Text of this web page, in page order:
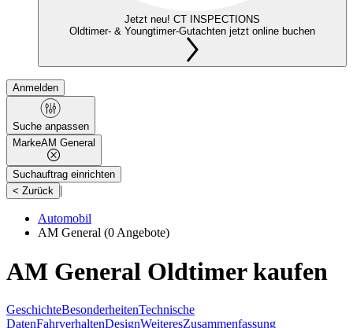
Jetzt neu! CT INSPECTIONS
Oldtimer- & Youngtimer-Gutachten jetzt online buchen
Anmelden
Suche anpassen
MarkeAM General
Suchauftrag einrichten
< Zurück |
Automobil
AM General (0 Angebote)
AM General Oldtimer kaufen
GeschichteBesonderheitenTechnische
DatenFahrverhaltenDesignWeiteresZusammenfassung